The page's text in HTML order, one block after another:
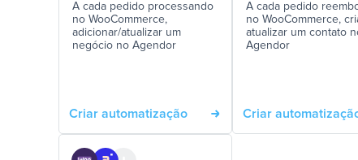
A cada pedido processando
no WooCommerce,
adicionar/atualizar um
negócio no Agendor
Criar automatização
A cada pedido
no WooCommerce,
atualizar um contato
Agendor
Criar